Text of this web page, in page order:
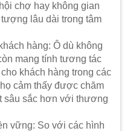
chợ hay không gian
lâu dài trong tâm
hàng: Ô dù không
mang tính tương tác
khách hàng trong các
cảm thấy được chăm
sâu sắc hơn với thương
vững: So với các hình